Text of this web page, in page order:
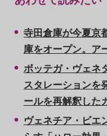
寺田倉庫が今夏京
庫をオープン。ア
ボッテガ・ヴェネ
スタレーションを
ールを再解釈した
ヴェネチア・ビエ